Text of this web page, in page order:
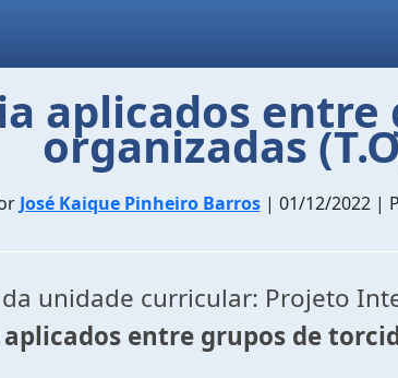
aplicados
organizadas
José Kaique Pinheiro Barros| 01/12/2022 |
unidade curricular: Projeto
entre grupos de